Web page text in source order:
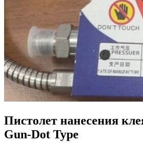
Пистолет нанесения
Gun-Dot Type